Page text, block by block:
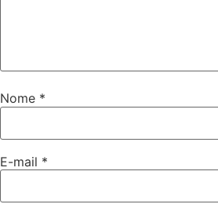
Nome *
E-mail *